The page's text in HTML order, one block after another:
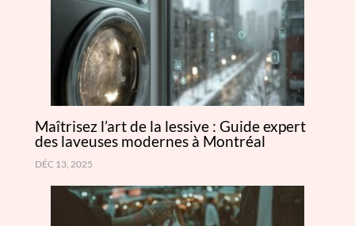
Maîtrisez l’art de la lessive : Guide expert
des laveuses modernes à Montréal
DÉC 13, 2025